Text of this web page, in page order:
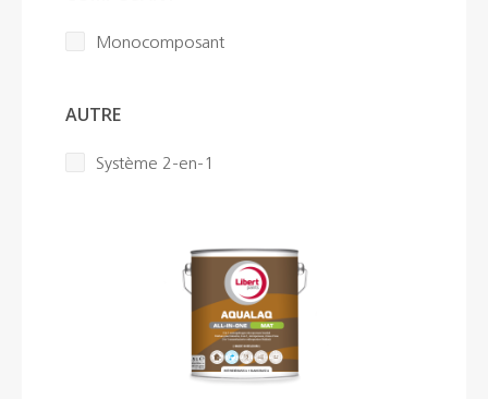
Monocomposant
AUTRE
Système 2-en-1